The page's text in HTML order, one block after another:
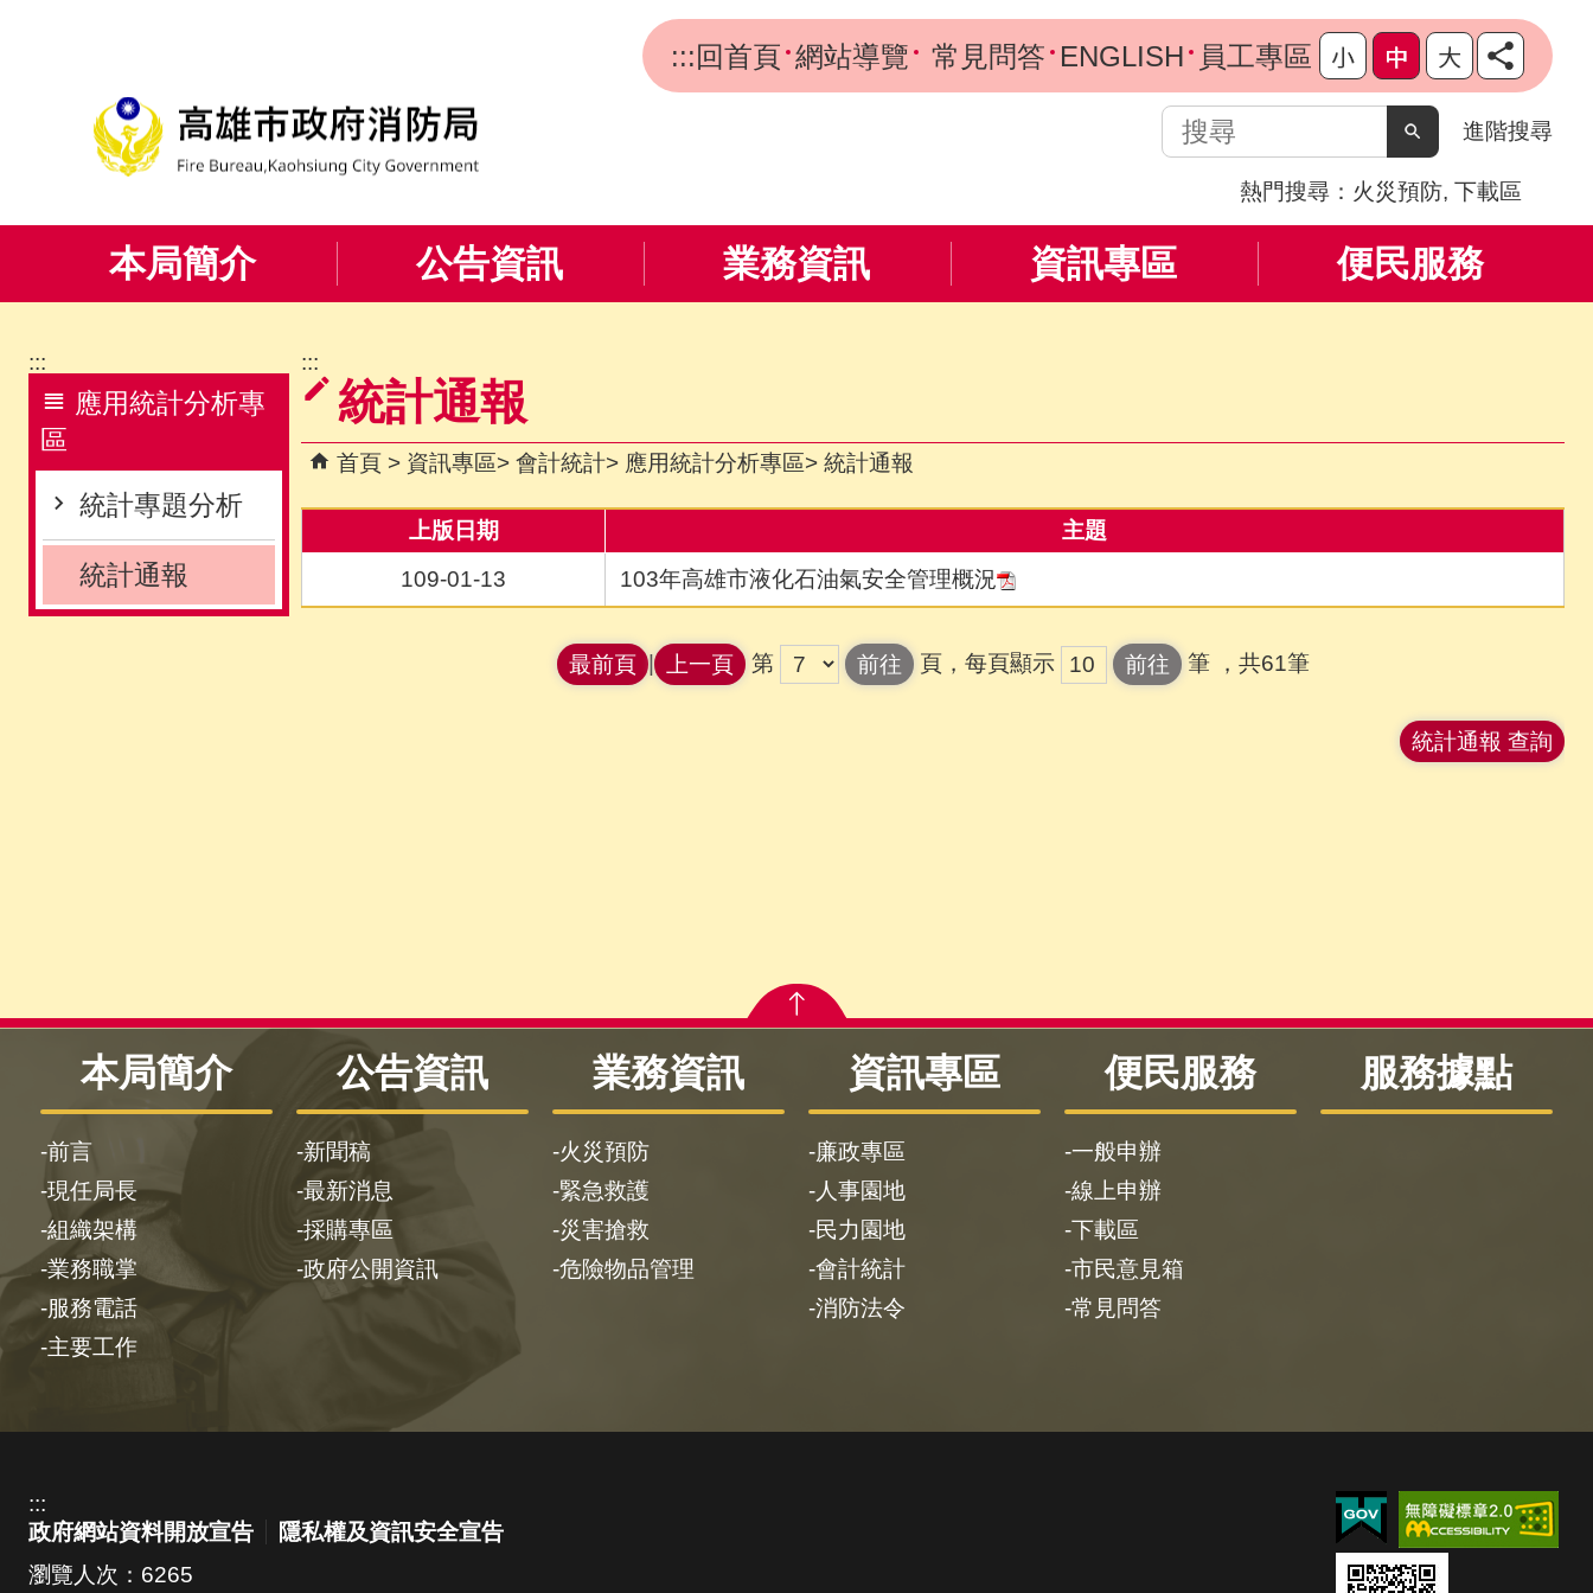
:::回首頁 網站導覽 常見問答 ENGLISH 員工專區
搜
尋
進階搜尋
熱門搜尋： 火災預防 下載區
本局簡介 公告資訊 業務資訊 資訊專區 便民服務
:::
應用統計分析專
區
統計專題分析
統計通報
:::
統計通報
首頁 資訊專區 會計統計 應用統計分析專區 統計通報
上版日期
主題
109-01-13
103年高雄市液化石油氣安全管理概況
最前頁 | 上一頁 第 頁，每頁顯示 筆 ，共61筆
統計通報 查詢
本局簡介
前言
現任局長
組織架構
業務職掌
服務電話
主要工作
公告資訊
新聞稿
最新消息
採購專區
政府公開資訊
業務資訊
火災預防
緊急救護
災害搶救
危險物品管理
資訊專區
廉政專區
人事園地
民力園地
會計統計
消防法令
便民服務
一般申辦
線上申辦
下載區
市民意見箱
常見問答
服務據點
:::
政府網站資料開放宣告
隱私權及資訊安全宣告
瀏覽人次： 6265